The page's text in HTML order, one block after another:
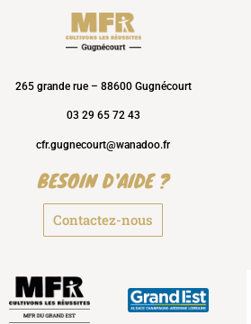
265 grande rue – 88600 Gugnécourt
03 29 65 72 43
cfr.gugnecourt@wanadoo.fr
BESOIN D'AIDE ?
Contactez-nous